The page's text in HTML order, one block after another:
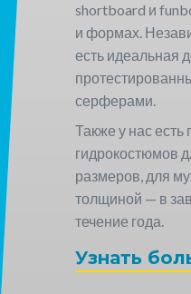
shortboard и
и формах.
есть идеальная
серферами.
Также у нас
гидрокостюмов
размеров, для
толщиной — в
течение года.
Узнать